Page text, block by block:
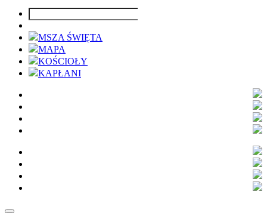
MSZA ŚWIĘTA
MAPA
KOŚCIOŁY
KAPŁANI